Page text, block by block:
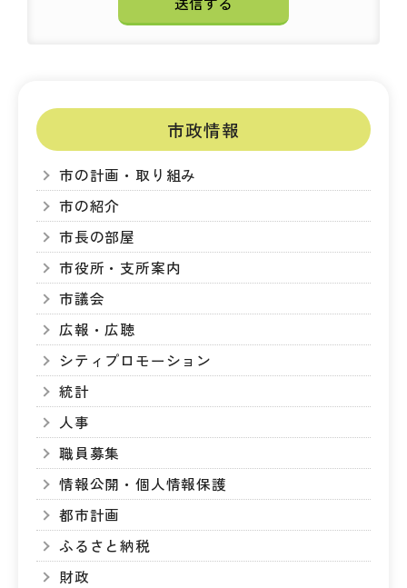
市政情報
市の計画・取り組み
市の紹介
市長の部屋
市役所・支所案内
市議会
広報・広聴
シティプロモーション
統計
人事
職員募集
情報公開・個人情報保護
都市計画
ふるさと納税
財政